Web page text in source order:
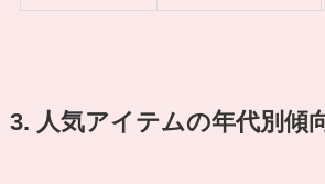
3. 人気アイテムの年代別傾